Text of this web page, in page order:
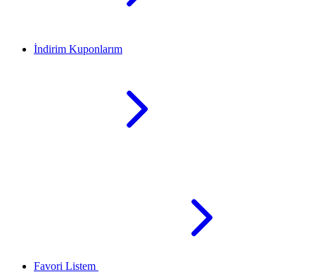
İndirim Kuponlarım
Favori Listem